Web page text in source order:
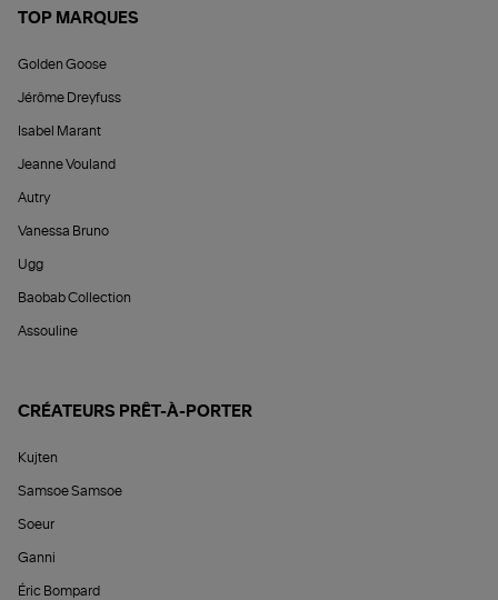
TOP MARQUES
Golden Goose
Jérôme Dreyfuss
Isabel Marant
Jeanne Vouland
Autry
Vanessa Bruno
Ugg
Baobab Collection
Assouline
CRÉATEURS PRÊT-À-PORTER
Kujten
Samsoe Samsoe
Soeur
Ganni
Éric Bompard